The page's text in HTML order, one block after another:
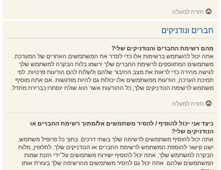
חזרה למעלה
חברים ונודניקים
מהם רשימת החברים והנודניקים שלי?
אתה יכול להשתמש ברשימות אלו כדי לסדר את המשתמשים האחרים של המערכת.
משתמשים המתווספים לרשימת החברים שלך ירשמו בלוח הבקרה למשתמש שלך
לגישה מהירה כדי לראות את מצב החיבור שלהם ולשלוח להם הודעות פרטיות. לפי
תמיכת הערכה, הודעות ממשתמשים אלו יכולות גם להיות מודגשות. אם אתה מוסיף
משתמש לרשימת הנודניקים שלך, כל ההודעות אשר הוא שולח יוסתרו כברירת מחדל.
חזרה למעלה
כיצד אני יכול להוסיף / להסיר משתמשים אל/מתוך רשימת החברים או
הנודניקים שלי?
אתה יכול להוסיף משתמשים לרשימה שלך בשתי דרכים. בתוך כל פרופיל משתמש,
ישנו קישור להוספת המשתמש לרשימת החברים או הנודניקים שלך. לחלופין, מלוח
הבקרה למשתמש שלך, אתה יכול להוסיף ישירות משתמשים על־ידי הזנת שמות
המשתמשים שלהם. אתה יכול גם להסיר משתמשים מהרשימה שלך בעזרת אותו